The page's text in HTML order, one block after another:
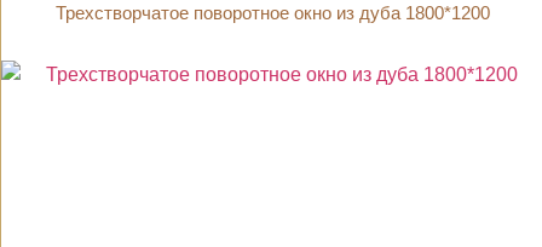
Трехстворчатое поворотное окно из дуба 1800*1200